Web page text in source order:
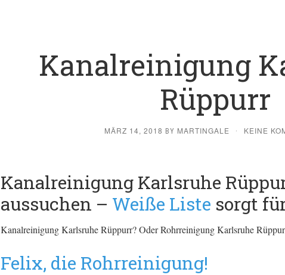
Kanalreinigung
Rüppurr
MÄRZ 14, 2018 BY MARTINGALE · KEINE
Kanalreinigung Karlsruhe
aussuchen – Weiße Liste sorgt
Kanalreinigung Karlsruhe Rüppurr? Oder Rohrreinigung Karlsruhe
Felix, die Rohrreinigung!